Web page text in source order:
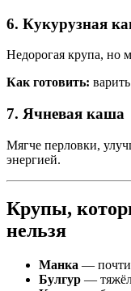
6. Кукурузная
Недорогая крупа, но
Как готовить:
7. Ячневая каша
Мягче перловки,
энергией.
Крупы,
нельзя
Манка — почти
Булгур —